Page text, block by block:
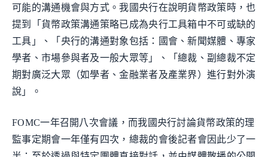
可能的溝通機會與方式。我國央行在說明貨幣政策時，也
提到「貨幣政策溝通策略已成為央行工具箱中不可或缺的
工具」、「央行的溝通對象包括：國會、新聞媒體、專家
學者、市場參與者及一般大眾等」、「總裁、副總裁不定
期對廣泛大眾（如學者、金融業者及產業界）進行對外演
說」。
FOMC一年召開八次會議，而我國央行討論貨幣政策的理
監事定期會一年僅有四次，總裁的會後記者會因此少了一